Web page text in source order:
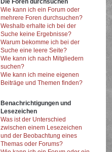
Die Foren durchsuchen
Wie kann ich ein Forum oder
mehrere Foren durchsuchen?
Weshalb erhalte ich bei der
Suche keine Ergebnisse?
Warum bekomme ich bei der
Suche eine leere Seite?
Wie kann ich nach Mitgliedern
suchen?
Wie kann ich meine eigenen
Beiträge und Themen finden?
Benachrichtigungen und
Lesezeichen
Was ist der Unterschied
zwischen einem Lesezeichen
und der Beobachtung eines
Themas oder Forums?